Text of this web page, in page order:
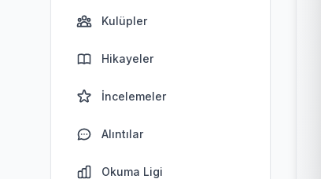
Kulüpler
Hikayeler
İncelemeler
Alıntılar
Okuma Ligi